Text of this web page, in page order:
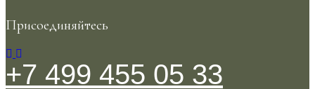
Присоединяйтесь
+7 499 455 05 33